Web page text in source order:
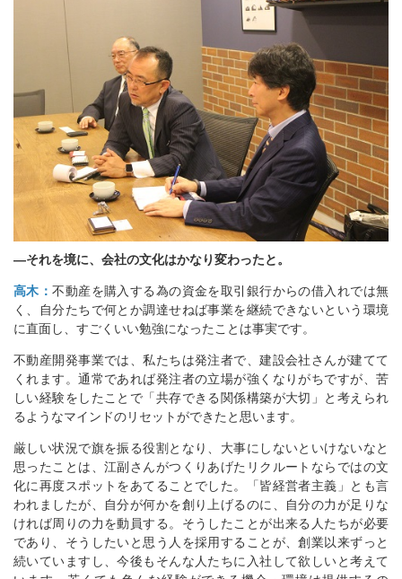
―それを境に、会社の文化はかなり変わったと。
高木：不動産を購入する為の資金を取引銀行からの借入れでは無
く、自分たちで何とか調達せねば事業を継続できないという環境
に直面し、すごくいい勉強になったことは事実です。
不動産開発事業では、私たちは発注者で、建設会社さんが建てて
くれます。通常であれば発注者の立場が強くなりがちですが、苦
しい経験をしたことで「共存できる関係構築が大切」と考えられ
るようなマインドのリセットができたと思います。
厳しい状況で旗を振る役割となり、大事にしないといけないなと
思ったことは、江副さんがつくりあげたリクルートならではの文
化に再度スポットをあてることでした。「皆経営者主義」とも言
われましたが、自分が何かを創り上げるのに、自分の力が足りな
ければ周りの力を動員する。そうしたことが出来る人たちが必要
であり、そうしたいと思う人を採用することが、創業以来ずっと
続いていますし、今後もそんな人たちに入社して欲しいと考えて